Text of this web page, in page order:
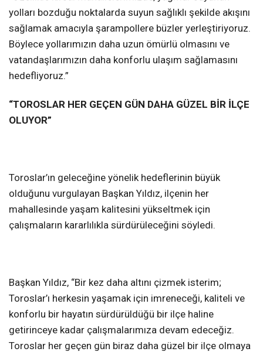
yolları bozduğu noktalarda suyun sağlıklı şekilde akışını
sağlamak amacıyla şarampollere büzler yerleştiriyoruz.
Böylece yollarımızın daha uzun ömürlü olmasını ve
vatandaşlarımızın daha konforlu ulaşım sağlamasını
hedefliyoruz.”
“TOROSLAR HER GEÇEN GÜN DAHA GÜZEL BİR İLÇE
OLUYOR”
Toroslar’ın geleceğine yönelik hedeflerinin büyük
olduğunu vurgulayan Başkan Yıldız, ilçenin her
mahallesinde yaşam kalitesini yükseltmek için
çalışmaların kararlılıkla sürdürüleceğini söyledi.
Başkan Yıldız, “Bir kez daha altını çizmek isterim;
Toroslar’ı herkesin yaşamak için imreneceği, kaliteli ve
konforlu bir hayatın sürdürüldüğü bir ilçe haline
getirinceye kadar çalışmalarımıza devam edeceğiz.
Toroslar her geçen gün biraz daha güzel bir ilçe olmaya